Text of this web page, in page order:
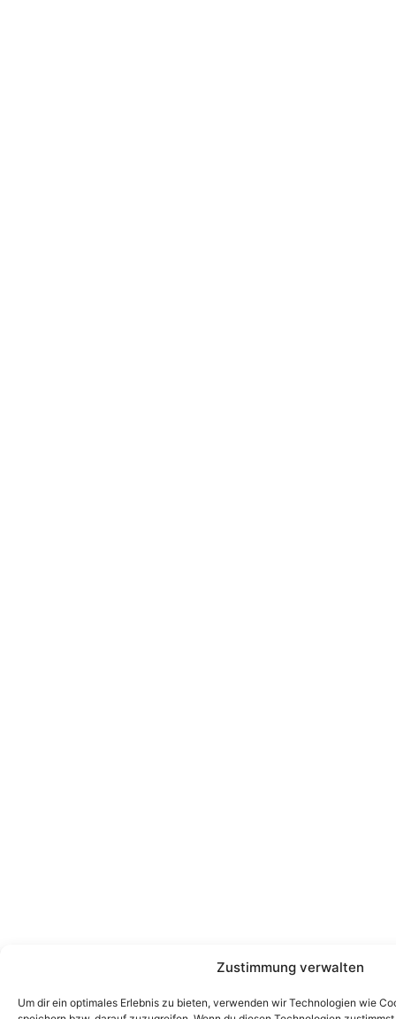
Zustimmung verwalten
Um dir ein optimales Erlebnis zu bieten, verwenden wir Technologien wie